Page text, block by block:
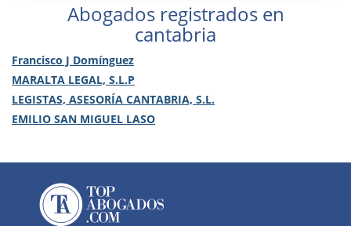
Abogados registrados en
cantabria
Francisco J Domínguez
MARALTA LEGAL, S.L.P
LEGISTAS, ASESORÍA CANTABRIA, S.L.
EMILIO SAN MIGUEL LASO